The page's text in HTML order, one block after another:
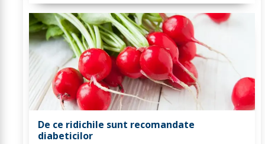
De ce ridichile sunt recomandate
diabeticilor